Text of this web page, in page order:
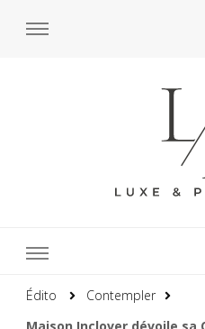
Édito
Contempler
Maison Inclover dévoile sa